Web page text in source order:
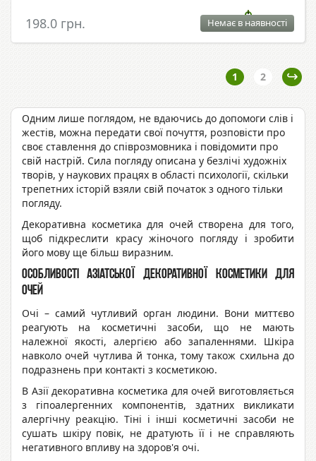
198.0 грн. Немає в наявності
1 2
Одним лише поглядом, не вдаючись до допомоги слів і
жестів, можна передати свої почуття, розповісти про
своє ставлення до співрозмовника і повідомити про
свій настрій. Сила погляду описана у безлічі художніх
творів, у наукових працях в області психології, скільки
трепетних історій взяли свій початок з одного тільки
погляду.
Декоративна косметика для очей створена для того,
щоб підкреслити красу жіночого погляду і зробити
його мову ще більш виразним.
Особливості азіатської декоративної косметики для
очей
Очі – самий чутливий орган людини. Вони миттєво
реагують на косметичні засоби, що не мають
належної якості, алергією або запаленнями. Шкіра
навколо очей чутлива й тонка, тому також схильна до
подразнень при контакті з косметикою.
В Азії декоративна косметика для очей виготовляється
з гіпоалергенних компонентів, здатних викликати
алергічну реакцію. Тіні і інші косметичні засоби не
сушать шкіру повік, не дратують її і не справляють
негативного впливу на здоров'я очі.